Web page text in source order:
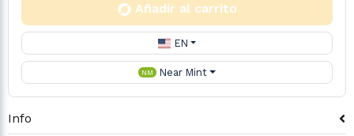
Añadir al carrito
EN
NM Near Mint
Info